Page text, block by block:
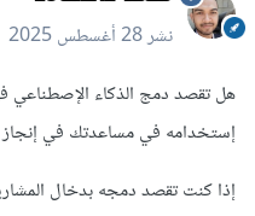
نشر28 أغسطس 2025
هل تقصد دمج الذكاء الإصطناعي
إستخدامه في مساعدتك في إنجاز
إذا كنت تقصد دمجه بدخال